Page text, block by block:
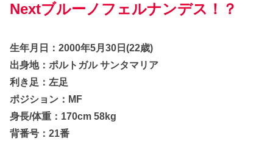
Nextブルーノフェルナンデス！？
生年月日：2000年5月30日(22歳)
出身地：ポルトガル サンタマリア
利き足：左足
ポジション：MF
身長/体重：170cm 58kg
背番号：21番